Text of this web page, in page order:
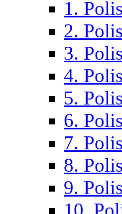
1.
2.
3.
4.
5.
6.
7.
8.
9.
10.